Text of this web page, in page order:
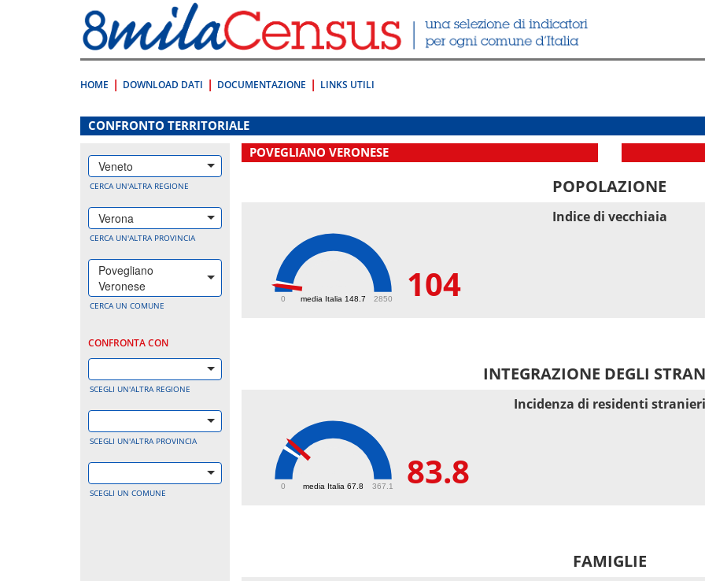
direttamente
a:
Contenuto
HOME DOWNLOAD DATI DOCUMENTAZIONE LINKS UTILI
.
CONFRONTO TERRITORIALE
Veneto
CERCA UN'ALTRA REGIONE
Verona
CERCA UN'ALTRA PROVINCIA
Povegliano
Veronese
CERCA UN COMUNE
CONFRONTA CON
SCEGLI UN'ALTRA REGIONE
SCEGLI UN'ALTRA PROVINCIA
SCEGLI UN COMUNE
POVEGLIANO VERONESE
POPOLAZIONE
media Italia 148.7
0 2850 104
Indice di vecchiaia
INTEGRAZIONE DEGLI
media Italia 67.8
0 367.1 83.8
Incidenza di residenti stranieri
FAMIGLIE